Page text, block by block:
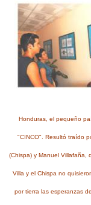
Honduras, el pequeño
"CINCO". Resultó traído
(Chispa) y Manuel Villafaña,
Villa y el Chispa no
por tierra las esperanzas